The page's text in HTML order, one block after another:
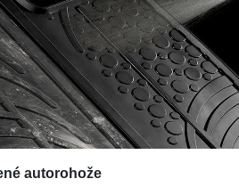
autorohože